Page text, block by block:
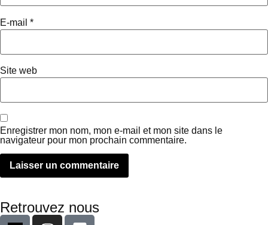
E-mail *
Site web
Enregistrer mon nom, mon e-mail et mon site dans le
navigateur pour mon prochain commentaire.
Retrouvez nous